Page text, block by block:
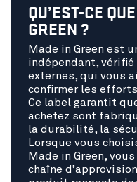
QU’EST-CE
GREEN ?
Made in Green est
indépendant,
externes, qui vous
confirmer les
Ce label garantit
achetez sont
la durabilité, la
Lorsque vous
Made in Green,
chaîne